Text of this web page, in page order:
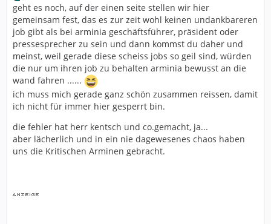
geht es noch, auf der einen seite stellen wir hier
gemeinsam fest, das es zur zeit wohl keinen undankbareren
job gibt als bei arminia geschäftsführer, präsident oder
pressesprecher zu sein und dann kommst du daher und
meinst, weil gerade diese scheiss jobs so geil sind, würden
die nur um ihren job zu behalten arminia bewusst an die
wand fahren ......
ich muss mich gerade ganz schön zusammen reissen, damit
ich nicht für immer hier gesperrt bin.
die fehler hat herr kentsch und co.gemacht, ja...
aber lächerlich und in ein nie dagewesenes chaos haben
uns die Kritischen Arminen gebracht.